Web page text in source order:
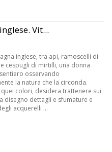
Vit...
inglese, tra api, ramoscelli di
cespugli di mirtilli, una donna
osservando
la natura che la circonda.
quei colori, desidera trattenere sui
disegno dettagli e sfumature e
acquerelli ...